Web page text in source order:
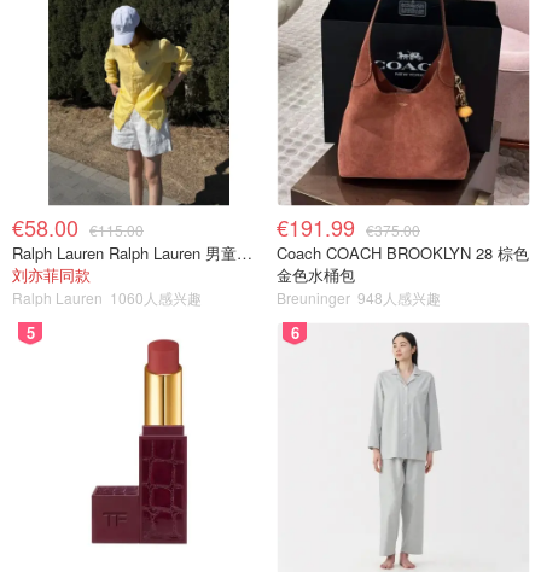
€58.00 €115.00
Ralph Lauren Ralph Lauren 男童亚麻衬衫
刘亦菲同款
Ralph Lauren 1060人感兴趣
€191.99 €375.00
Coach COACH BROOKLYN 28 棕色
金色水桶包
Breuninger 948人感兴趣
5 6